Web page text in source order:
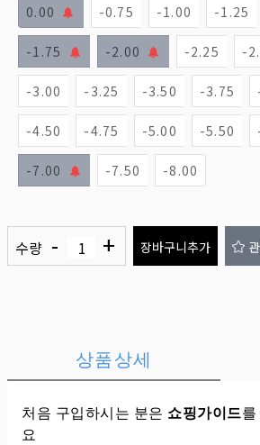
0.00 -0.75 -1.00 -1.25
-1.75 -2.00 -2.25 -
-3.00 -3.25 -3.50 -3.75
-4.50 -4.75 -5.00 -5.50
-7.00 -7.50 -8.00
수량 - + 장바구니추가
상품상세
처음 구입하시는 분은 쇼핑가이드
요